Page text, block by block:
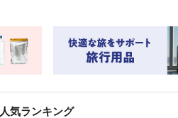
人気ランキング